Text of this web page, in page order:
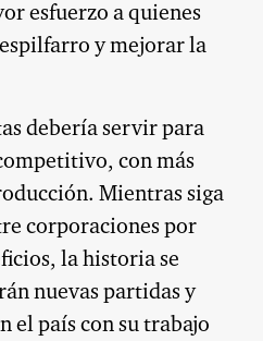
esfuerzo a quienes
y mejorar la
debería servir para
con más
Mientras siga
corporaciones por
la historia se
nuevas partidas y
el país con su trabajo